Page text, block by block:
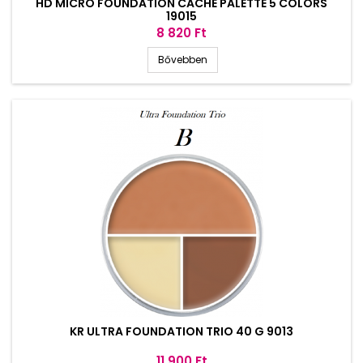
HD MICRO FOUNDATION CACHE PALETTE 5 COLORS
19015
Ár
8 820 Ft
Bővebben
KR ULTRA FOUNDATION TRIO 40 G 9013